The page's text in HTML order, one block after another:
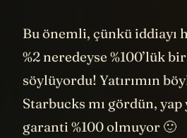
Bu önemli, çünkü iddiayı
%2 neredeyse %100’lük
söylüyordu! Yatırımın
Starbucks mı gördün, yap
garanti %100 olmuyor 🙂